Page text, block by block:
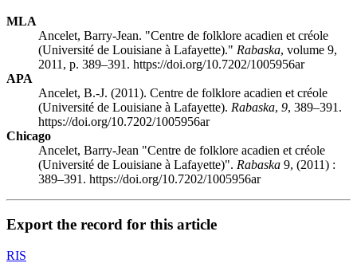
MLA
Ancelet, Barry-Jean. "Centre de folklore acadien et créole
(Université de Louisiane à Lafayette)." Rabaska, volume 9,
2011, p. 389–391. https://doi.org/10.7202/1005956ar
APA
Ancelet, B.-J. (2011). Centre de folklore acadien et créole
(Université de Louisiane à Lafayette). Rabaska, 9, 389–391.
https://doi.org/10.7202/1005956ar
Chicago
Ancelet, Barry-Jean "Centre de folklore acadien et créole
(Université de Louisiane à Lafayette)". Rabaska 9, (2011) :
389–391. https://doi.org/10.7202/1005956ar
Export the record for this article
RIS